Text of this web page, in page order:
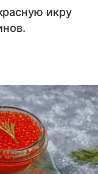
икру